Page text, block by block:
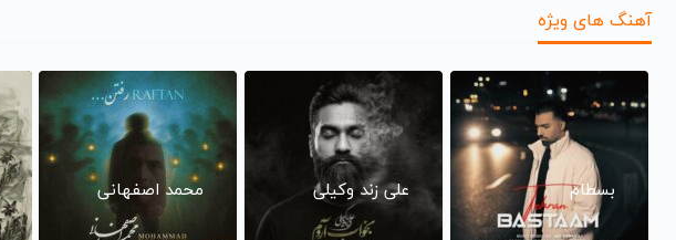
آهنگ های ویژه
بسطام علی زند وکیلی محمد اصفهانی